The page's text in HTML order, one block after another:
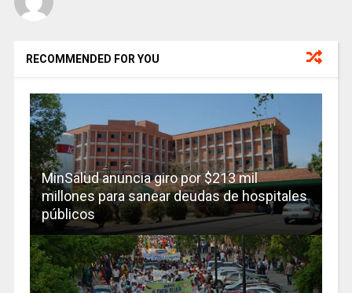
RECOMMENDED FOR YOU
MinSalud anuncia giro por $213 mil
millones para sanear deudas de hospitales
públicos